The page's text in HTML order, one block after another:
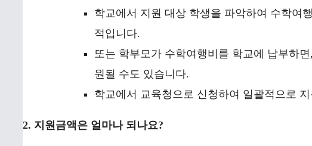
학교에서 지원 대상 학생을 파악하여 수학여
적입니다.
또는 학부모가 수학여행비를 학교에 납부하
원될 수도 있습니다.
학교에서 교육청으로 신청하여 일괄적으로
2. 지원금액은 얼마나 되나요?